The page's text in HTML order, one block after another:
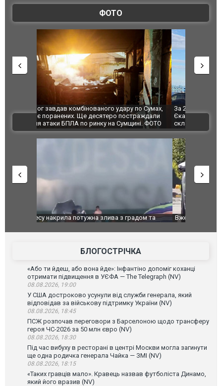
ФОТО
За 2000 кілометрів від кордону з Україною: в
Єкатеринбурзі після атаки дронів загорівся
склад Wildberries. ФОТО. ВІДЕО
"Мої
ВІДЕО
Вже вивели на тести: Ferrari готує оновлення
Вийшов
фільму
БЛОГОСТРІЧКА
«Або ти йдеш, або вона йде»: Інфантіно допоміг коханці
отримати підвищення в УЄФА — The Telegraph (NV)
08.08.2026, 19:00
У США достроково усунули від служби генерала, який
відповідав за військову підтримку України (NV)
08.08.2026, 18:45
ПСЖ розпочав переговори з Барселоною щодо трансферу
героя ЧС-2026 за 50 млн євро (NV)
08.08.2026, 18:30
Під час вибуху в ресторані в центрі Москви могла загинути
ще одна родичка генерала Чайка — ЗМІ (NV)
08.08.2026, 18:15
«Таких гравців мало». Кравець назвав футболіста Динамо,
який його вразив (NV)